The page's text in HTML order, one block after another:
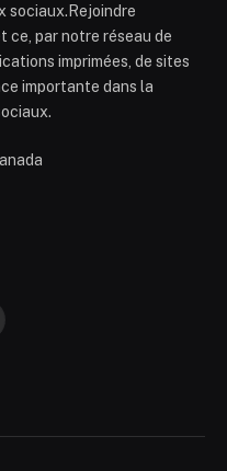
sociaux.Rejoindre
ce, par notre réseau de
imprimées, de sites
importante dans la